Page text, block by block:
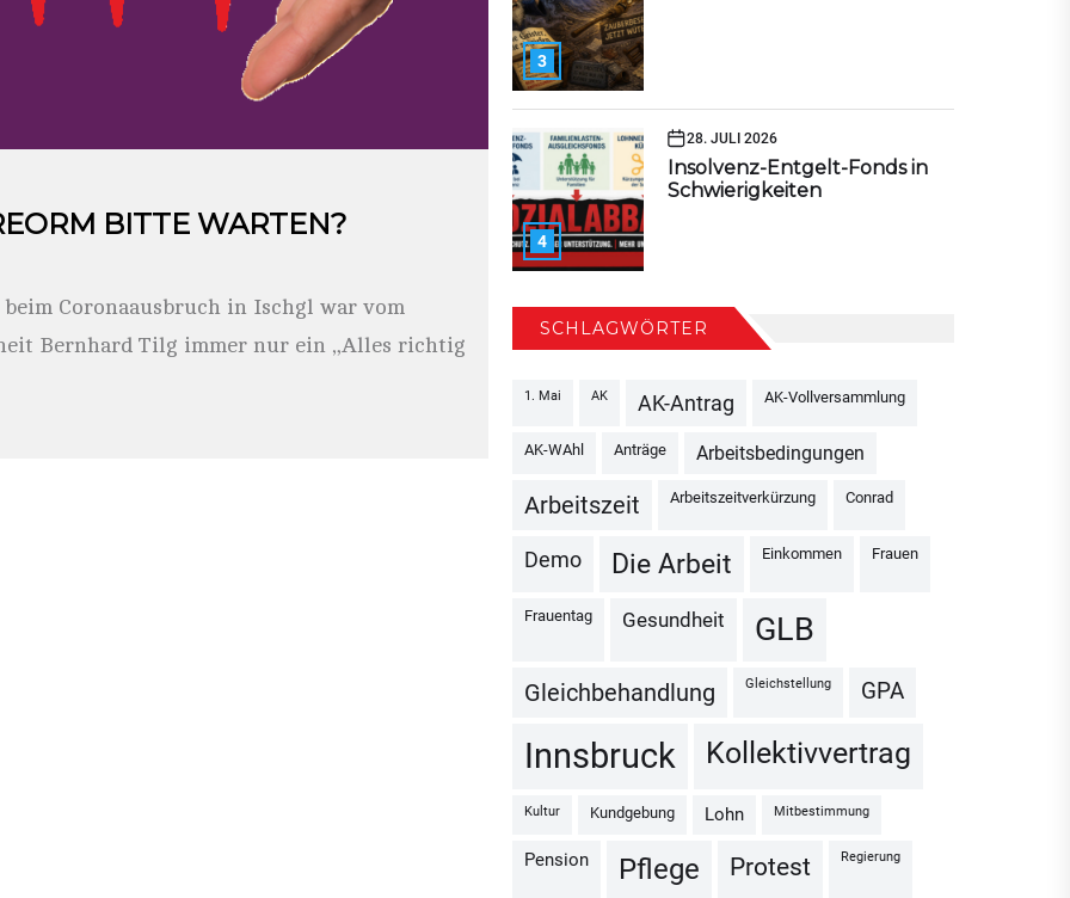
BITTE WARTEN?
Coronaausbruch in Ischgl war vom
Bernhard Tilg immer nur ein „Alles richtig
3
4
28. JULI 2026
Insolvenz-Entgelt-Fonds in
Schwierigkeiten
SCHLAGWÖRTER
1. Mai AK AK-Antrag AK-Vollversammlung
AK-WAhl Anträge Arbeitsbedingungen
Arbeitszeit Arbeitszeitverkürzung Conrad
Demo Die Arbeit Einkommen Frauen
Frauentag Gesundheit GLB
Gleichbehandlung Gleichstellung GPA
Innsbruck Kollektivvertrag
Kultur Kundgebung Lohn Mitbestimmung
Pension Pflege Protest Regierung